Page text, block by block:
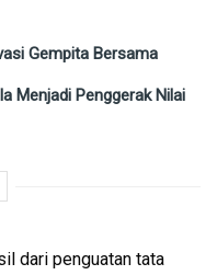
Gempita Bersama
Menjadi Penggerak Nilai
dari penguatan tata